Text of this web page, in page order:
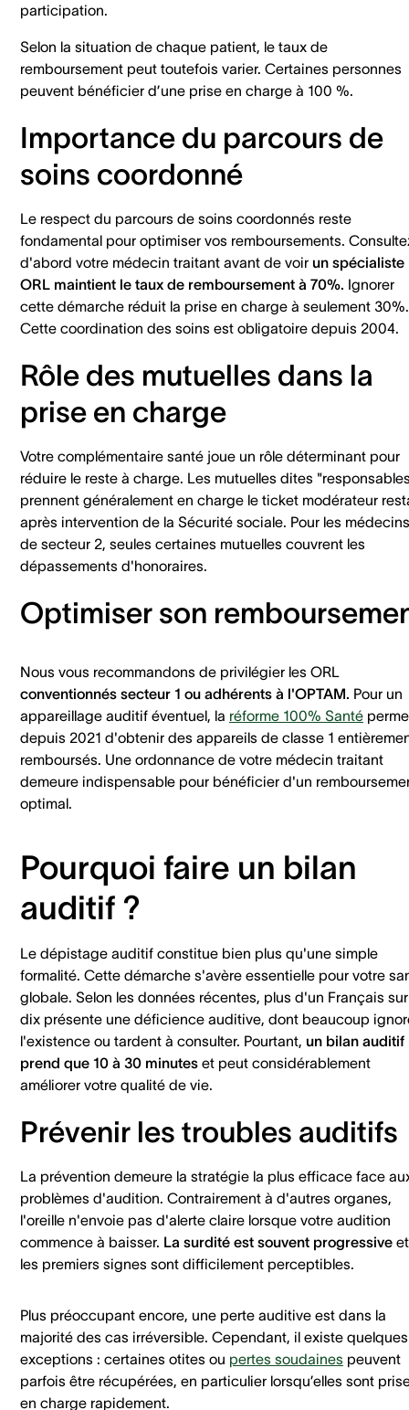
participation.
Selon la situation de chaque patient, le taux de
remboursement peut toutefois varier. Certaines personnes
peuvent bénéficier d’une prise en charge à 100 %.
Importance du parcours de
soins coordonné
Le respect du parcours de soins coordonnés reste
fondamental pour optimiser vos remboursements.
d'abord votre médecin traitant avant de voir un spécialiste
ORL maintient le taux de remboursement à 70%. Ignorer
cette démarche réduit la prise en charge à seulement 30%.
Cette coordination des soins est obligatoire depuis 2004.
Rôle des mutuelles dans la
prise en charge
Votre complémentaire santé joue un rôle déterminant pour
réduire le reste à charge. Les mutuelles dites
prennent généralement en charge le ticket modérateur
après intervention de la Sécurité sociale. Pour les médecins
de secteur 2, seules certaines mutuelles couvrent les
dépassements d'honoraires.
Optimiser son
Nous vous recommandons de privilégier les ORL
conventionnés secteur 1 ou adhérents à l'OPTAM. Pour un
appareillage auditif éventuel, la réforme 100% Santé
depuis 2021 d'obtenir des appareils de classe 1
remboursés. Une ordonnance de votre médecin traitant
demeure indispensable pour bénéficier d'un
optimal.
Pourquoi faire un bilan
auditif ?
Le dépistage auditif constitue bien plus qu'une simple
formalité. Cette démarche s'avère essentielle pour votre
globale. Selon les données récentes, plus d'un Français sur
dix présente une déficience auditive, dont beaucoup
l'existence ou tardent à consulter. Pourtant, un bilan auditif
prend que 10 à 30 minutes et peut considérablement
améliorer votre qualité de vie.
Prévenir les troubles auditifs
La prévention demeure la stratégie la plus efficace face
problèmes d'audition. Contrairement à d'autres organes,
l'oreille n'envoie pas d'alerte claire lorsque votre audition
commence à baisser. La surdité est souvent progressive et
les premiers signes sont difficilement perceptibles.
Plus préoccupant encore, une perte auditive est dans la
majorité des cas irréversible. Cependant, il existe quelques
exceptions : certaines otites ou pertes soudaines peuvent
parfois être récupérées, en particulier lorsqu’elles sont
en charge rapidement.